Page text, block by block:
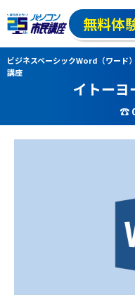
無料体
ビジネスベーシックWord（ワード
講座
イトーヨ
☎